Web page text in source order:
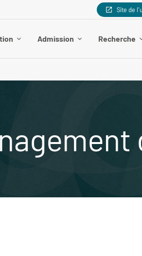
Site de
Admission Recherche